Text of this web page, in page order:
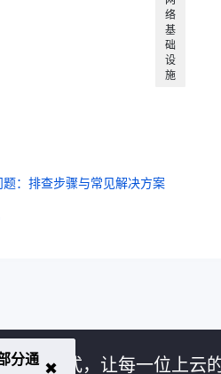
络
基
础
设
施
：排查步骤与常见解决方案
” 的方式，让每一位上云
分通 ✖